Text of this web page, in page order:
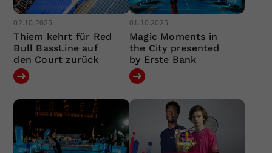
02.10.2025
Thiem kehrt für Red
Bull BassLine auf
den Court zurück
01.10.2025
Magic Moments in
the City presented
by Erste Bank